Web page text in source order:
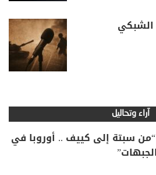
الشبكي
آراء وتحاليل
سبتة إلى كييف .. أوروبا في